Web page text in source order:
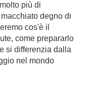
più di
degno di
cos'è il
come prepararlo
si differenzia dalla
nel mondo